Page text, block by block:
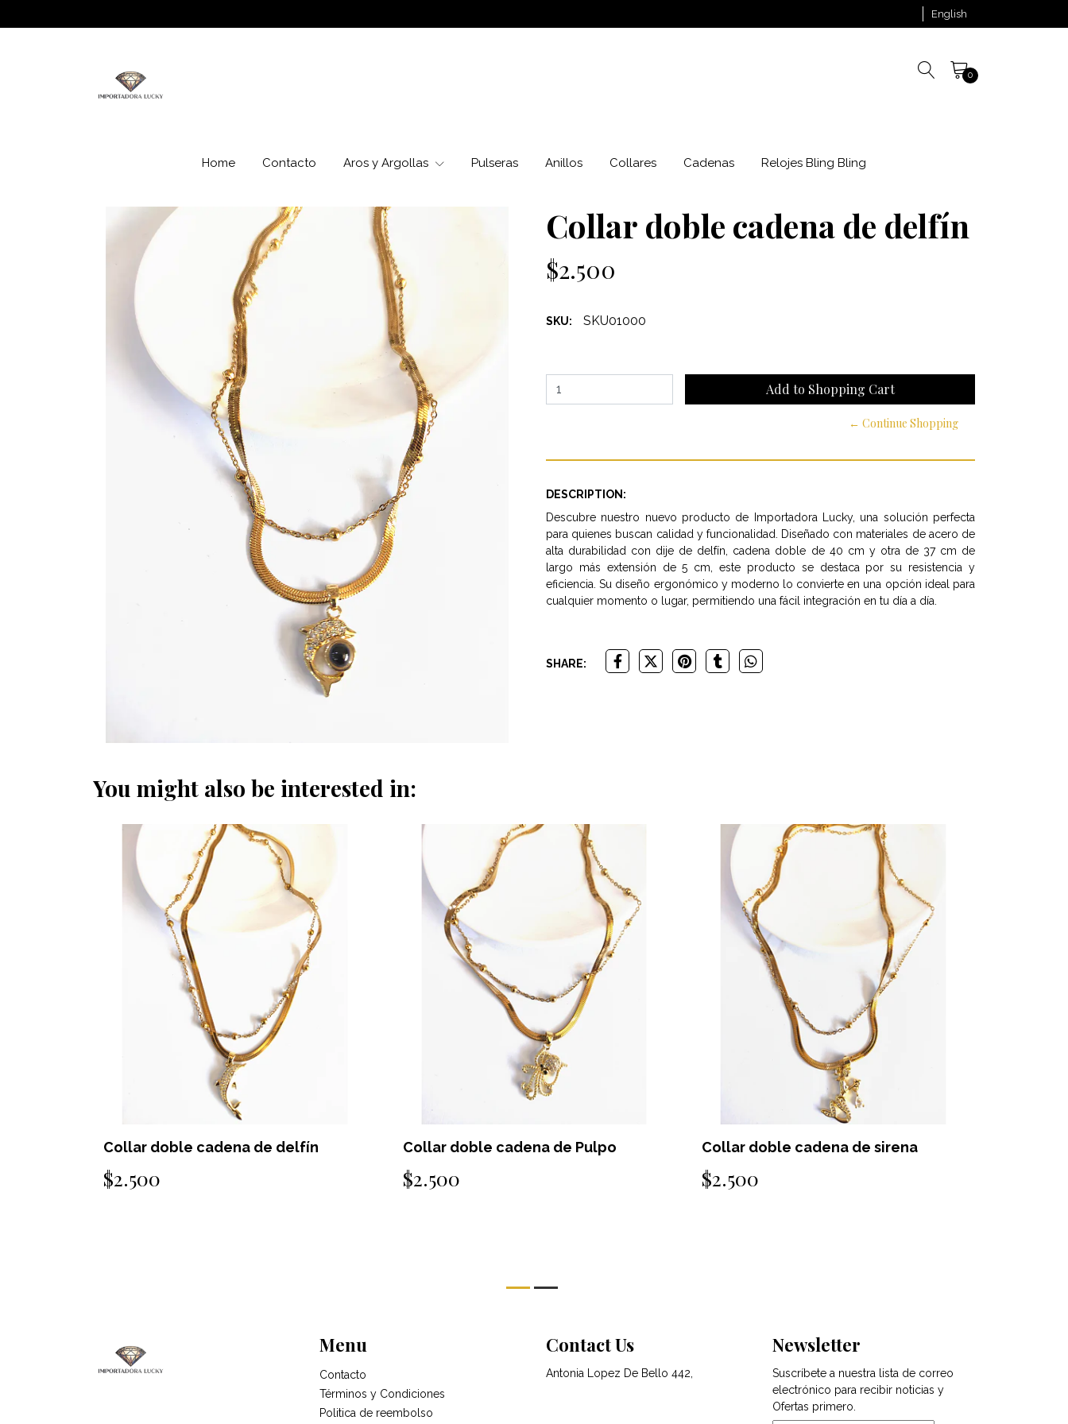
English
0
Home Contacto Aros y Argollas Pulseras Anillos Collares Cadenas Relojes Bling Bling
Collar doble cadena de delfín
$2.500
SKU: SKU01000
← Continue Shopping
DESCRIPTION:
Descubre nuestro nuevo producto de Importadora Lucky, una solución perfecta
para quienes buscan calidad y funcionalidad. Diseñado con materiales de acero de
alta durabilidad con dije de delfín, cadena doble de 40 cm y otra de 37 cm de
largo más extensión de 5 cm, este producto se destaca por su resistencia y
eficiencia. Su diseño ergonómico y moderno lo convierte en una opción ideal para
cualquier momento o lugar, permitiendo una fácil integración en tu día a día.
SHARE:
You might also be interested in:
Collar doble cadena de Pulpo
$2.500
Collar doble cadena de sirena
$2.500
Collar doble cadena de sirena
$2.500
Menu
Contacto
Términos y Condiciones
Politica de reembolso
Contact Us
Antonia Lopez De Bello 442,
Newsletter
Suscríbete a nuestra lista de correo
electrónico para recibir noticias y
Ofertas primero.